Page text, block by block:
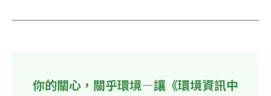
你的關心，關乎環境—讓《環境資訊中